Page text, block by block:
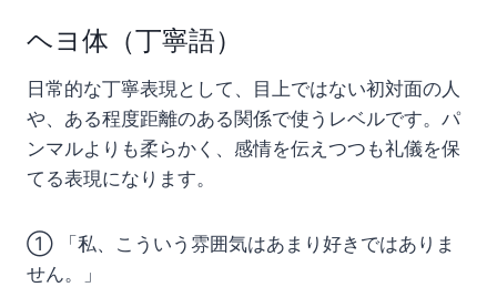
ヘヨ体（丁寧語）
日常的な丁寧表現として、目上ではない初対面の人
や、ある程度距離のある関係で使うレベルです。パ
ンマルよりも柔らかく、感情を伝えつつも礼儀を保
てる表現になります。
① 「私、こういう雰囲気はあまり好きではありま
せん。」